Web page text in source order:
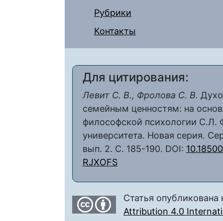
Рубрики
Контакты
Для цитирования:
Левит С. В., Фролова С. В.
семейным ценностям: на
философской психологии С.Л.
университета. Новая серия.
вып. 2. С. 185-190. DOI:
RJXOFS
Статья
Attribution 4.0